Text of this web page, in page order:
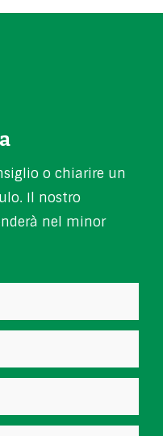
o chiarire un
Il nostro
nel minor